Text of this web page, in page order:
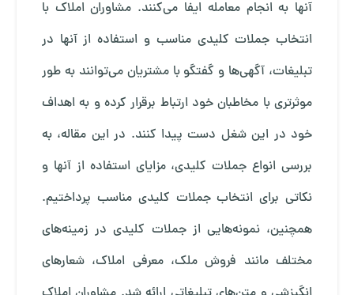
آنها به انجام معامله ایفا می‌کنند. مشاوران املاک با
انتخاب جملات کلیدی مناسب و استفاده از آنها در
تبلیغات، آگهی‌ها و گفتگو با مشتریان می‌توانند به طور
موثرتری با مخاطبان خود ارتباط برقرار کرده و به اهداف
خود در این شغل دست پیدا کنند. در این مقاله، به
بررسی انواع جملات کلیدی، مزایای استفاده از آنها و
نکاتی برای انتخاب جملات کلیدی مناسب پرداختیم.
همچنین، نمونه‌هایی از جملات کلیدی در زمینه‌های
مختلف مانند فروش ملک، معرفی املاک، شعارهای